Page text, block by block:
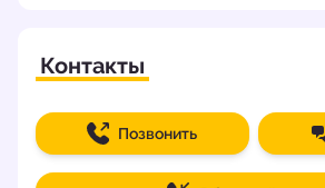
Контакты
Позвонить